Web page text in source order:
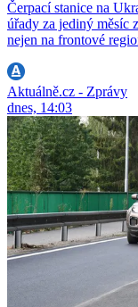
Čerpací stanice na
úřady za jediný měsíc
nejen na frontové
Aktuálně.cz - Zprávy
dnes, 14:03